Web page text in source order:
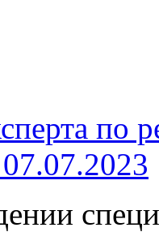
по